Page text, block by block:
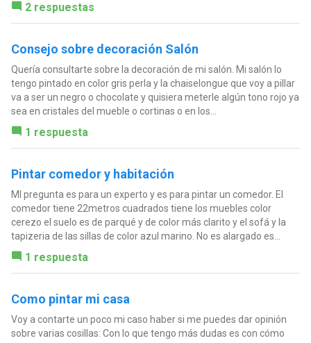
2 respuestas
Consejo sobre decoración Salón
Quería consultarte sobre la decoración de mi salón. Mi salón lo
tengo pintado en color gris perla y la chaiselongue que voy a pillar
va a ser un negro o chocolate y quisiera meterle algún tono rojo ya
sea en cristales del mueble o cortinas o en los...
1 respuesta
Pintar comedor y habitación
MI pregunta es para un experto y es para pintar un comedor. El
comedor tiene 22metros cuadrados tiene los muebles color
cerezo el suelo es de parqué y de color más clarito y el sofá y la
tapizeria de las sillas de color azul marino. No es alargado es...
1 respuesta
Como pintar mi casa
Voy a contarte un poco mi caso haber si me puedes dar opinión
sobre varias cosillas: Con lo que tengo más dudas es con cómo